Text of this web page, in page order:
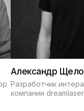
Александр
Разработчик
компании dreamlaser